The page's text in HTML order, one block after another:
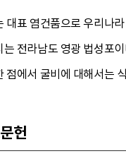
대표 염건품으로 우리나
는 전라남도 영광 법성포
점에서 굴비에 대해서는
헌